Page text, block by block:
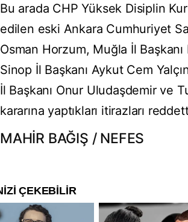
Bu arada CHP Yüksek Disiplin
edilen eski Ankara Cumhuriyet
Osman Horzum, Muğla İl Başkanı
Sinop İl Başkanı Aykut Cem
İl Başkanı Onur Uludaşdemir ve
kararına yaptıkları itirazları
MAHİR BAĞIŞ / NEFES